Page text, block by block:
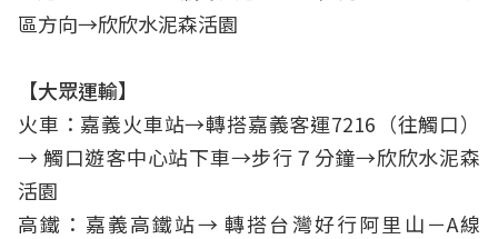
區方向→欣欣水泥森活園
【大眾運輸】
火車：嘉義火車站→轉搭嘉義客運7216（往觸口）
→ 觸口遊客中心站下車→步行７分鐘→欣欣水泥森
活園
高鐵：嘉義高鐵站→ 轉搭台灣好行阿里山－A線